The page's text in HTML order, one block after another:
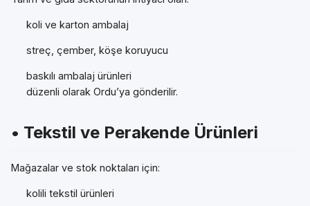
koli ve karton ambalaj
streç, çember, köşe koruyucu
baskılı ambalaj ürünleri
düzenli olarak Ordu’ya gönderilir.
• Tekstil ve Perakende Ürünleri
Mağazalar ve stok noktaları için:
kolili tekstil ürünleri